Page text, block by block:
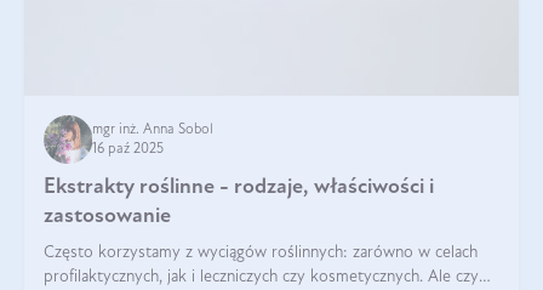
mgr inż. Anna Sobol
16 paź 2025
Ekstrakty roślinne - rodzaje, właściwości i
zastosowanie
Często korzystamy z wyciągów roślinnych: zarówno w celach
profilaktycznych, jak i leczniczych czy kosmetycznych. Ale czy